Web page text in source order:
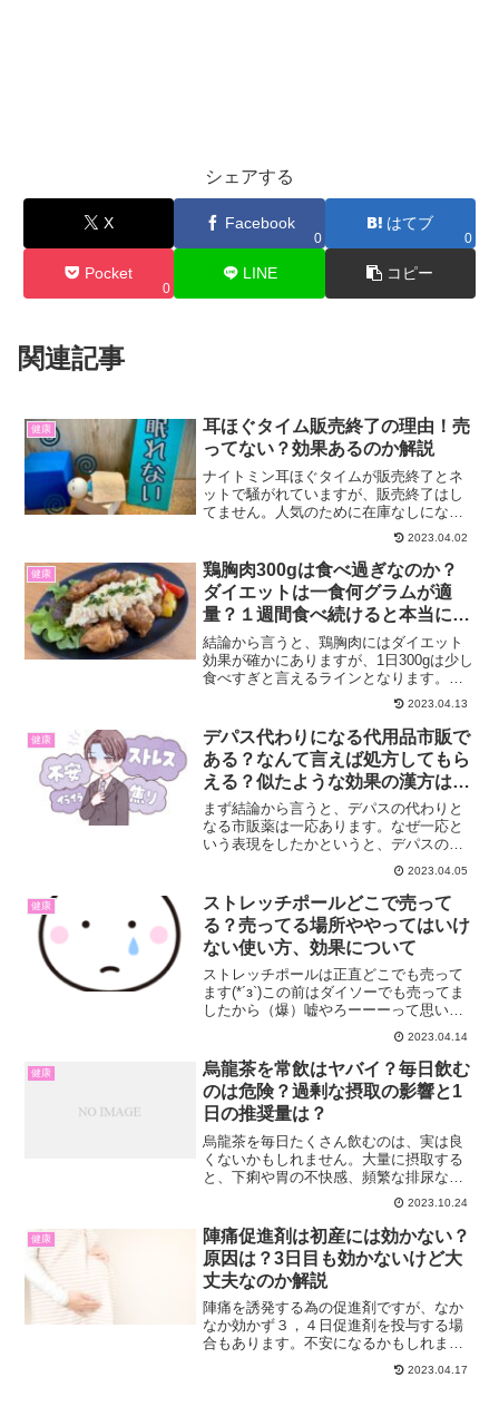
シェアする
X Facebook
0
はてブ
0
Pocket
0
LINE コピー
関連記事
健康
耳ほぐタイム販売終了の理由！売
ってない？効果あるのか解説
ナイトミン耳ほぐタイムが販売終了とネ
ットで騒がれていますが、販売終了はし
てません。人気のために在庫なしになっ
ている状況なので販売終了したと誤解さ
れているようです。耳ほぐタイムってそ
んなに売ってないかなぁ？？確かに売っ
てないかも！ということで...
2023.04.02
健康
鶏胸肉300gは食べ過ぎなのか？
ダイエットは一食何グラムが適
量？１週間食べ続けると本当に痩
せるのか？
結論から言うと、鶏胸肉にはダイエット
効果が確かにありますが、1日300gは少し
食べすぎと言えるラインとなります。確
かに鶏胸肉は糖質が少ないため、ダイエ
ットには向いている食材です。じゃあい
くら食べても問題ないかと言われるとそ
ういうわけでもない...
2023.04.13
健康
デパス代わりになる代用品市販で
ある？なんて言えば処方してもら
える？似たような効果の漢方はあ
る？
まず結論から言うと、デパスの代わりと
なる市販薬は一応あります。なぜ一応と
いう表現をしたかというと、デパスの有
効成分であるエチゾラムは配合されてお
らず、効果も小さいようだからです。デ
パスは、日本で一番処方されている抗不
安薬で、使用ユーザーはか...
2023.04.05
健康
ストレッチポールどこで売って
る？売ってる場所ややってはいけ
ない使い方、効果について
ストレッチポールは正直どこでも売って
ます(*´з`)この前はダイソーでも売ってま
したから（爆）嘘やろーーーって思いま
したが、マジに売ってましたよ。なの
で、あなたも買い物ついでにお店のトレ
ーニングコーナーを探してみて下さい。
たぶん売ってますか...
2023.04.14
健康
烏龍茶を常飲はヤバイ？毎日飲む
のは危険？過剰な摂取の影響と1
日の推奨量は？
烏龍茶を毎日たくさん飲むのは、実は良
くないかもしれません。大量に摂取する
と、下痢や胃の不快感、頻繁な排尿など
の不都合な副作用が現れる可能性がある
のです。ですので、烏龍茶の摂取量は、1
日に2～3杯が適切とされています。烏龍
茶には、体重増加を防...
2023.10.24
健康
陣痛促進剤は初産には効かない？
原因は？3日目も効かないけど大
丈夫なのか解説
陣痛を誘発する為の促進剤ですが、なか
なか効かず３，４日促進剤を投与する場
合もあります。不安になるかもしれませ
んが、決して長く投与するから良くな
い！という事では無いので安心してくだ
2023.04.17